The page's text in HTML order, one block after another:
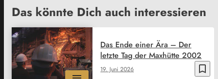
Das könnte Dich auch interessieren
bookmark_border
19. Juni 2026
Das Ende einer Ära – Der
letzte Tag der Maxhütte 2002